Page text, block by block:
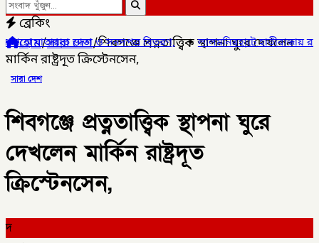
ব্রেকিং
ও সনদপত্র বিতরণ,✦লালমনিরহাটে হাতীবান্ধায় র‌্যাব-১৩ অভিযানে
হোম/সারা দেশ/শিবগঞ্জে প্রত্নতাত্ত্বিক স্থাপনা ঘুরে দেখলেন
মার্কিন রাষ্ট্রদূত ক্রিস্টেনসেন,
সারা দেশ
শিবগঞ্জে প্রত্নতাত্ত্বিক স্থাপনা ঘুরে
দেখলেন মার্কিন রাষ্ট্রদূত
ক্রিস্টেনসেন,
দ